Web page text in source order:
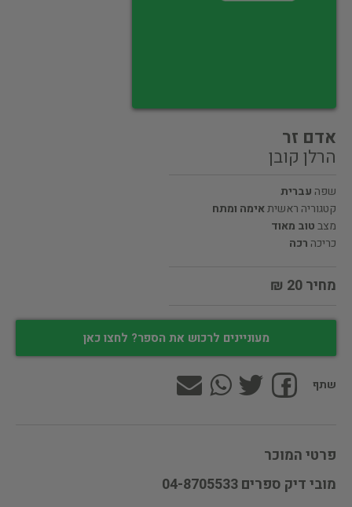
אדם זר
הרלן קובן
שפה עברית
קטגוריה ראשיתאימה ומתח
מצבטוב מאוד
כריכה רכה
מחיר 20 ₪
מעוניינים לרכוש את הספר? לחצו כאן
שתף
פרטי המוכר
מובי דיק ספרים 04-8705533